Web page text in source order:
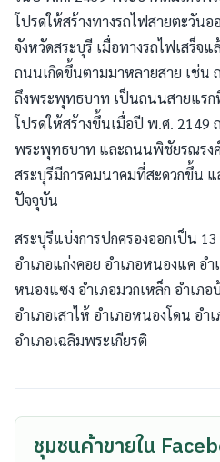
โปรดให้สร้างทางรถไฟสายตะวันอ
จังหวัดสระบุรี เมื่อทางรถไฟเสร็จ
ถนนเกิดขึ้นตามมาหลายสาย เช่น
ถึงพระพุทธบาท เป็นถนนสายแรก
โปรดให้สร้างขึ้นเมื่อปี พ.ศ. 2149
พระพุทธบาท และถนนพิชัยรณรง
สระบุรีมีการคมนาคมที่สะดวกขึ้น
ปัจจุบัน
สระบุรีแบ่งการปกครองออกเป็น
อำเภอแก่งคอย อำเภอหนองแค อำ
หนองแซง อำเภอมวกเหล็ก อำเภ
อำเภอเสาไห้ อำเภอหนองโดน อำ
อำเภอเฉลิมพระเกียรติ
ชุมชนค้าขายใน